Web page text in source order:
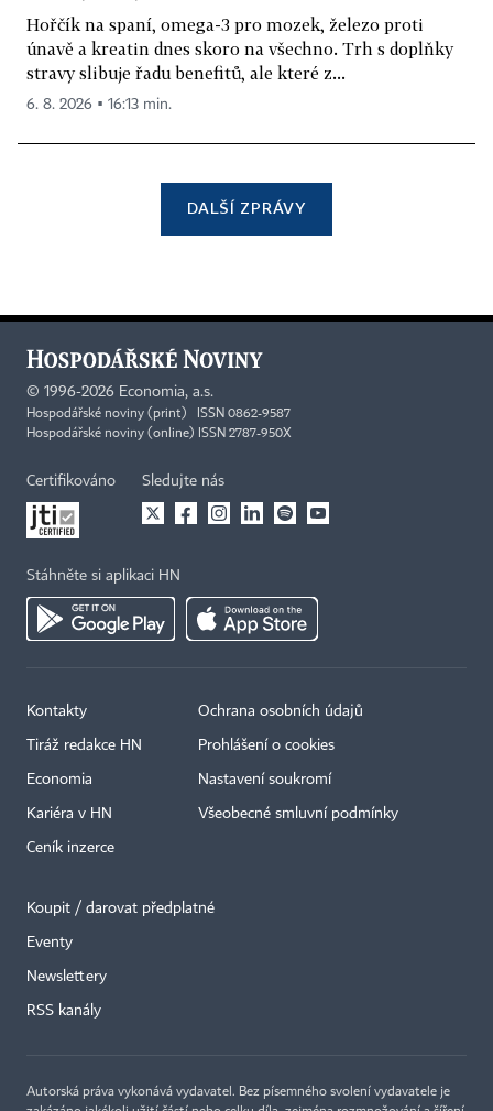
Hořčík na spaní, omega-3 pro mozek, železo proti
únavě a kreatin dnes skoro na všechno. Trh s doplňky
stravy slibuje řadu benefitů, ale které z...
6. 8. 2026 ▪ 16:13 min.
DALŠÍ ZPRÁVY
© 1996-2026 Economia, a.s.
Hospodářské noviny (print) ISSN 0862-9587
Hospodářské noviny (online) ISSN 2787-950X
Certifikováno Sledujte nás
Stáhněte si aplikaci HN
Kontakty
Tiráž redakce HN
Economia
Kariéra v HN
Ceník inzerce
Ochrana osobních údajů
Prohlášení o cookies
Nastavení soukromí
Všeobecné smluvní podmínky
Koupit / darovat předplatné
Eventy
Newslettery
RSS kanály
Autorská práva vykonává vydavatel. Bez písemného svolení vydavatele je